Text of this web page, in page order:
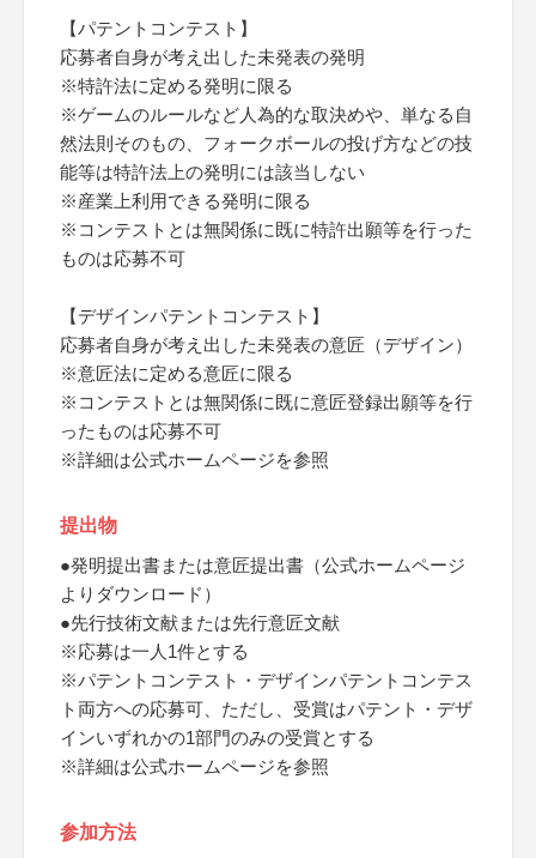
【パテントコンテスト】
応募者自身が考え出した未発表の発明
※特許法に定める発明に限る
※ゲームのルールなど人為的な取決めや、単なる自
然法則そのもの、フォークボールの投げ方などの技
能等は特許法上の発明には該当しない
※産業上利用できる発明に限る
※コンテストとは無関係に既に特許出願等を行った
ものは応募不可
【デザインパテントコンテスト】
応募者自身が考え出した未発表の意匠（デザイン）
※意匠法に定める意匠に限る
※コンテストとは無関係に既に意匠登録出願等を行
ったものは応募不可
※詳細は公式ホームページを参照
提出物
●発明提出書または意匠提出書（公式ホームページ
よりダウンロード）
●先行技術文献または先行意匠文献
※応募は一人1件とする
※パテントコンテスト・デザインパテントコンテス
ト両方への応募可、ただし、受賞はパテント・デザ
インいずれかの1部門のみの受賞とする
※詳細は公式ホームページを参照
参加方法